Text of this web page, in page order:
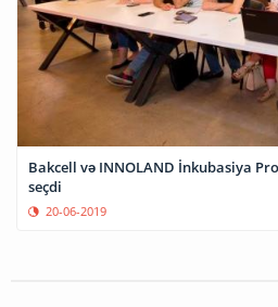
Bakcell və INNOLAND İnkubasiya
seçdi
20-06-2019